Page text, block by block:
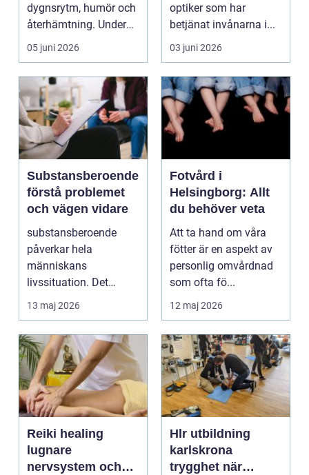
dygnsrytm, humör och
återhämtning. Under
senare år har en ny typ
av prod...
05 juni 2026
optiker som har
betjänat invånarna i...
03 juni 2026
Substansberoende
förstå problemet
och vägen vidare
substansberoende
påverkar hela
människans
livssituation. Det
handlar sällan bara
om alkohol, narkoti...
13 maj 2026
Fotvård i
Helsingborg: Allt
du behöver veta
Att ta hand om våra
fötter är en aspekt av
personlig omvårdnad
som ofta fö...
12 maj 2026
Reiki healing
lugnare
nervsystem och
Hlr utbildning
karlskrona
trygghet när